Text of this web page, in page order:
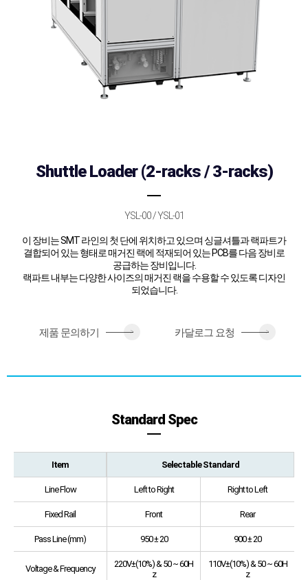
Shuttle Loader (2-racks / 3-racks)
YSL-00 / YSL-01
이 장비는 SMT 라인의 첫 단에 위치하고 있으며 싱글셔틀과 랙파트가
결합되어 있는 형태로 매거진 랙에 적재되어 있는 PCB를 다음 장비로
공급하는 장비입니다.
랙파트 내부는 다양한 사이즈의 매거진 랙을 수용할 수 있도록 디자인
되었습니다.
제품 문의하기 > 카달로그 요청 >
Standard Spec
Item Selectable Standard
Line Flow Left to Right Right to Left
Fixed Rail Front Rear
Pass Line (mm) 950 ± 20 900 ± 20
Voltage & Frequency
220V±(10%) & 50 ~ 60H
z
110V±(10%) & 50 ~ 60H
z